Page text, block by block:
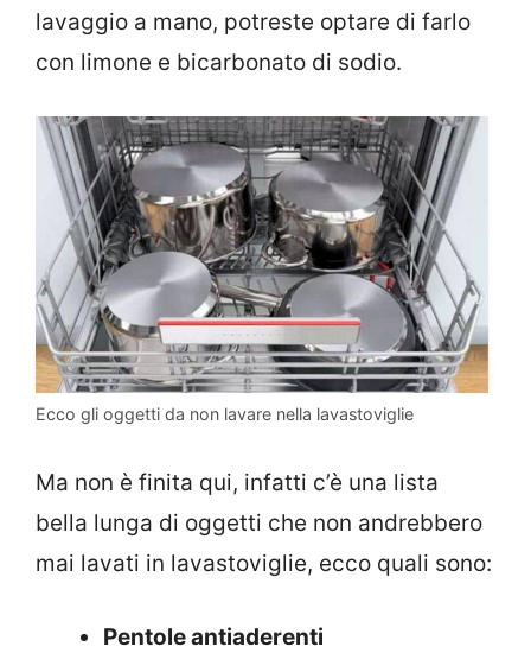
lavaggio a mano, potreste optare di farlo
con limone e bicarbonato di sodio.
Ecco gli oggetti da non lavare nella lavastoviglie
Ma non è finita qui, infatti c’è una lista
bella lunga di oggetti che non andrebbero
mai lavati in lavastoviglie, ecco quali sono:
Pentole antiaderenti